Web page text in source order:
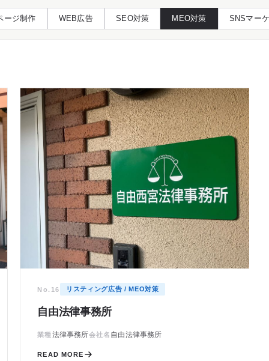
ージ制作 WEB広告 SEO対策 MEO対策 SNSマー
No.16 リスティング広告 / MEO対策
自由法律事務所
業種法律事務所会社名 自由法律事務所
READ MORE